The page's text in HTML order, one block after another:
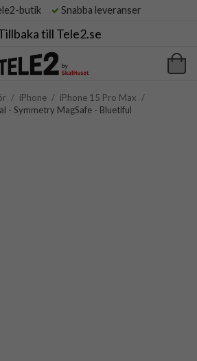
butik Snabba leveranser
till Tele2.se
/ iPhone / iPhone 15 Pro Max /
- Symmetry MagSafe - Bluetiful